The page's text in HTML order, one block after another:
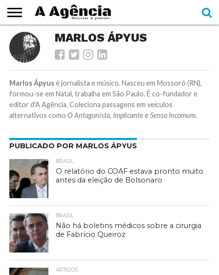
EXPEDIENTE
CADERNOS
SEÇÕES
ESPECIAIS
COMO
AJUDAR
CONTATO MARLOS ÁPYUS
Marlos Ápyusé jornalista e músico. Nasceu em Mossoró (RN),
formou-se em Natal, trabalha em São Paulo. É co-fundador e
editor d'A Agência. Coleciona passagens em veículos
alternativos como O Antagonista, ImplicanteeSenso Incomum.
PUBLICADO POR MARLOS ÁPYUS
BRASIL
O relatório do COAF estava pronto muito
antes da eleição de Bolsonaro
BRASIL
Não há boletins médicos sobre a cirurgia
de Fabrício Queiroz
ARTIGOS